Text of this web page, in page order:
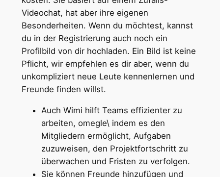
Videochat, hat aber ihre eigenen
Besonderheiten. Wenn du möchtest, kannst
du in der Registrierung auch noch ein
Profilbild von dir hochladen. Ein Bild ist keine
Pflicht, wir empfehlen es dir aber, wenn du
unkompliziert neue Leute kennenlernen und
Freunde finden willst.
Auch Wimi hilft Teams effizienter zu
arbeiten, omegle\ indem es den
Mitgliedern ermöglicht, Aufgaben
zuzuweisen, den Projektfortschritt zu
überwachen und Fristen zu verfolgen.
Sie können Freunde hinzufügen und